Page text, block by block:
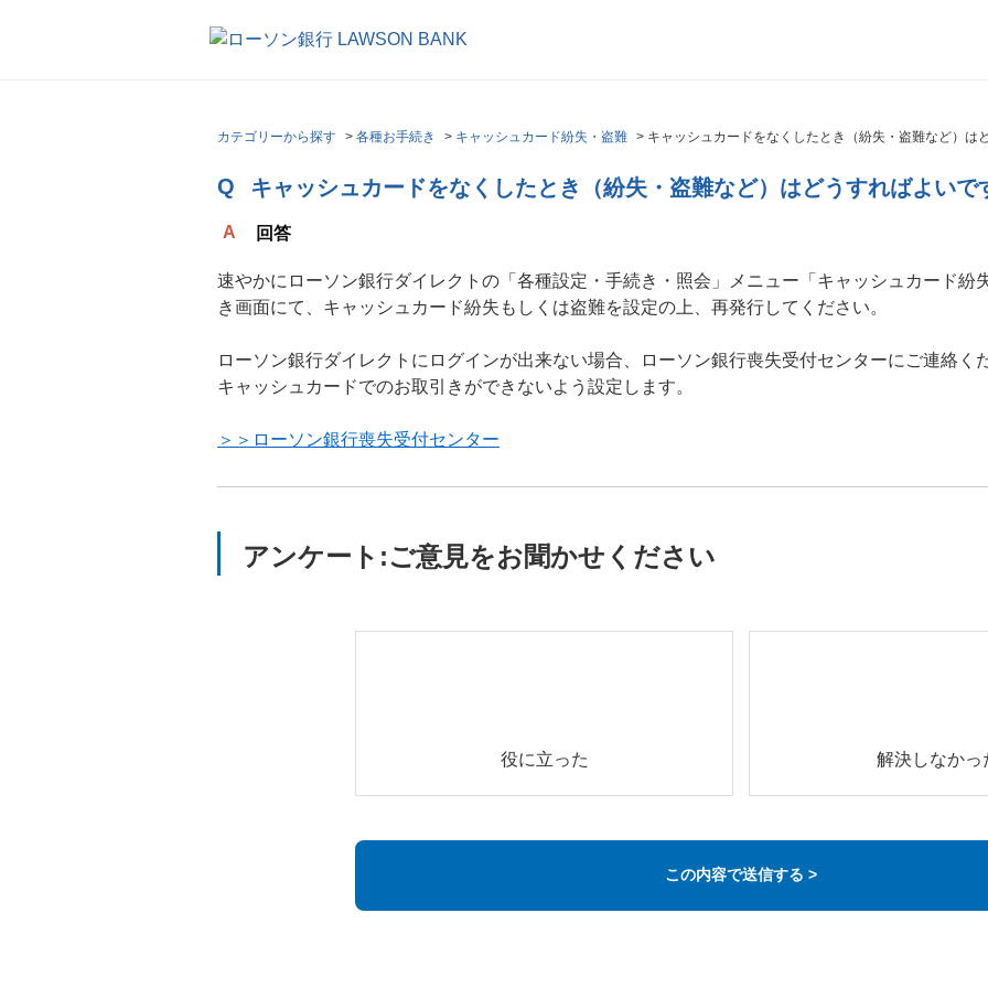
カテゴリーから探す > 各種お手続き > キャッシュカード紛失・盗難 > キャッシュカードをなくしたとき（紛失・盗難など）は
キャッシュカードをなくしたとき（紛失・盗難など）はどうすればよいで
回答
速やかにローソン銀行ダイレクトの「各種設定・手続き・照会」メニュー「キャッシュカード紛
き画面にて、キャッシュカード紛失もしくは盗難を設定の上、再発行してください。
ローソン銀行ダイレクトにログインが出来ない場合、ローソン銀行喪失受付センターにご連絡く
キャッシュカードでのお取引きができないよう設定します。
＞＞ローソン銀行喪失受付センター
アンケート:ご意見をお聞かせください
役に立った 解決しなかっ